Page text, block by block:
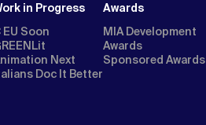
in Progress
EU Soon
Next
Doc It Better
Awards
MIA Development
Awards
Sponsored Awards